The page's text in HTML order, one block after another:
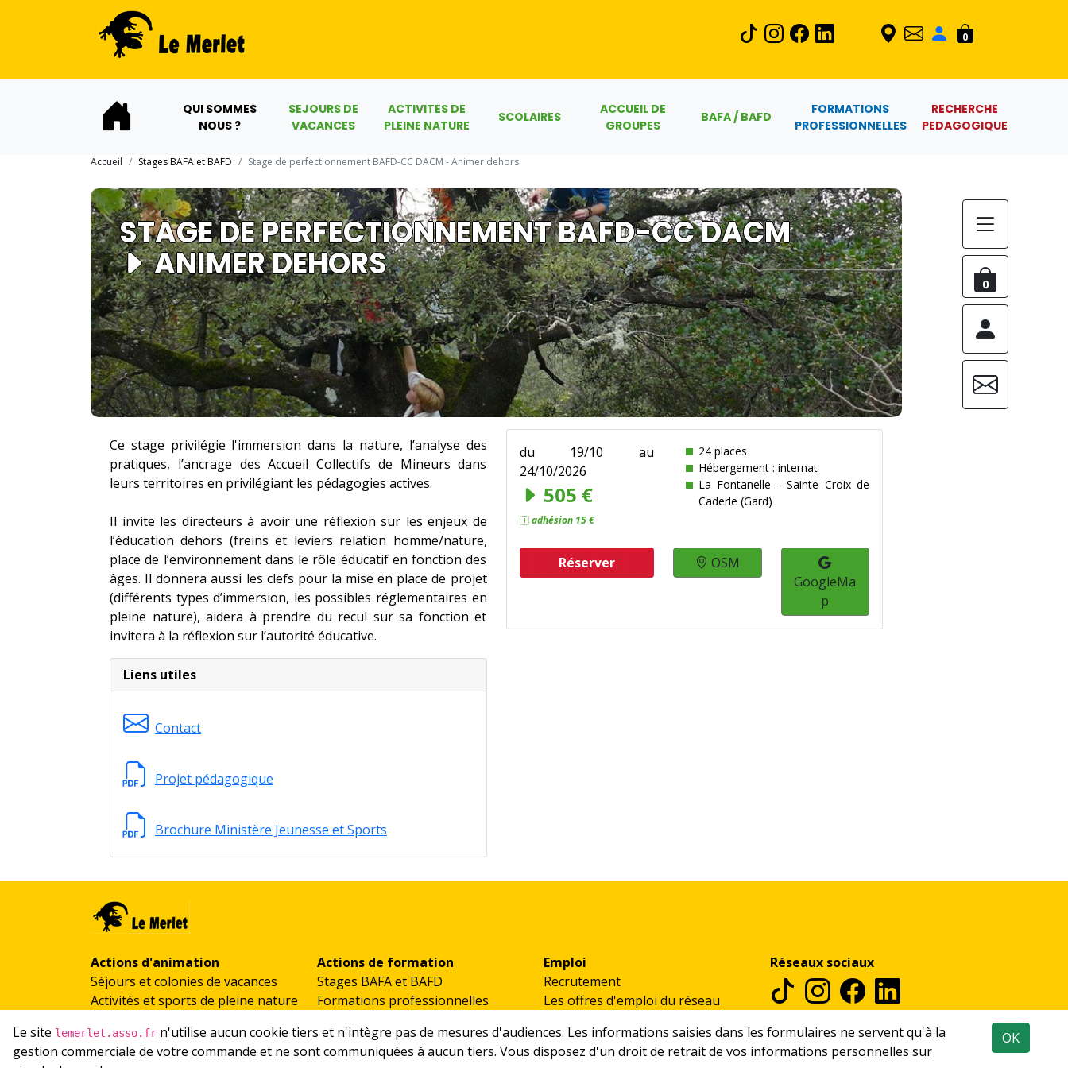
0
QUI SOMMES
NOUS ?
SEJOURS DE
VACANCES
ACTIVITES DE
PLEINE NATURE
SCOLAIRES
ACCUEIL DE
GROUPES
BAFA / BAFD
FORMATIONS
PROFESSIONNELLES
RECHERCHE
PEDAGOGIQUE
Accueil Stages BAFA et BAFD Stage de perfectionnement BAFD-CC DACM - Animer dehors
STAGE DE PERFECTIONNEMENT BAFD-CC DACM
ANIMER DEHORS
Ce stage privilégie l'immersion dans la nature, l’analyse des
pratiques, l’ancrage des Accueil Collectifs de Mineurs dans
leurs territoires en privilégiant les pédagogies actives.
Il invite les directeurs à avoir une réflexion sur les enjeux de
l’éducation dehors (freins et leviers relation homme/nature,
place de l’environnement dans le rôle éducatif en fonction des
âges. Il donnera aussi les clefs pour la mise en place de projet
(différents types d’immersion, les possibles réglementaires en
pleine nature), aidera à prendre du recul sur sa fonction et
invitera à la réflexion sur l’autorité éducative.
Liens utiles
Contact
Projet pédagogique
Brochure Ministère Jeunesse et Sports
du 19/10 au
24/10/2026
505 €
adhésion 15 €
24 places
Hébergement : internat
La Fontanelle - Sainte Croix de
Caderle (Gard)
Réserver
OSM
GoogleMa
p
0
Actions d'animation
Séjours et colonies de vacances
Activités et sports de pleine nature
Accueil de groupes
Actions de formation
Stages BAFA et BAFD
Formations professionnelles
Emploi
Recrutement
Les offres d'emploi du réseau
Réseaux sociaux
Le site lemerlet.asso.fr n'utilise aucun cookie tiers et n'intègre pas de mesures d'audiences. Les informations saisies dans les formulaires ne servent qu'à la
gestion commerciale de votre commande et ne sont communiquées à aucun tiers. Vous disposez d'un droit de retrait de vos informations personnelles sur
OK